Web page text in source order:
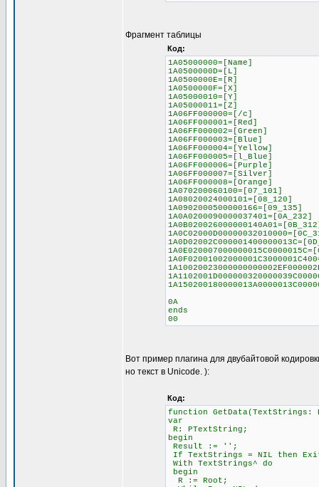
Фрагмент таблицы
Код:
1A05000000=[Name]
1A0500000D=[L]
1A0500000E=[R]
1A0500000F=[X]
1A05000010=[Y]
1A05000011=[Z]
1A06FF000000=[/c]
1A06FF000001=[Red]
1A06FF000002=[Green]
1A06FF000003=[Blue]
1A06FF000004=[Yellow]
1A06FF000005=[l_Blue]
1A06FF000006=[Purple]
1A06FF000007=[Silver]
1A06FF000008=[Orange]
1A070200060100=[07_101]
1A08020024000101=[08_120]
1A0902000500000166=[09_135]
1A0A0200090000037401=[0A_232]
0A
ends
00
Вот пример плагина для двубайтовой
но текст в Unicode. ):
Код:
function
var
R: PTextString;
begin
Result := '';
If TextStrings = NIL then
With TextStrings^ do
begin
R := Root;